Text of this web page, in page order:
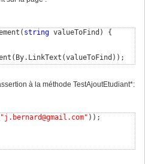
( string valueToFind )
{
( By.LinkText (valueToFind ) )
à la méthode TestAjoutEtudiant*:
"j.bernard@gmail.com" ) ) ;